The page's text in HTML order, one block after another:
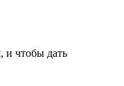
и чтобы дать